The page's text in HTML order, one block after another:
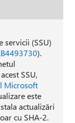
servicii (SSU)
).
SSU,
Microsoft
este
actualizări
cu SHA-2.